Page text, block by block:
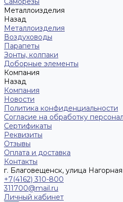
Металлоизделия
Назад
Металлоизделия
Воздуховоды
Парапеты
Зонты, колпаки
Доборные элементы
Компания
Назад
Компания
Новости
Политика конфиденциальности
Согласие на обработку
Сертификаты
Реквизиты
Отзывы
Оплата и доставка
Контакты
г. Благовещенск, улица Нагорная
+7(4162) 310-800
311700@mail.ru
Личный кабинет